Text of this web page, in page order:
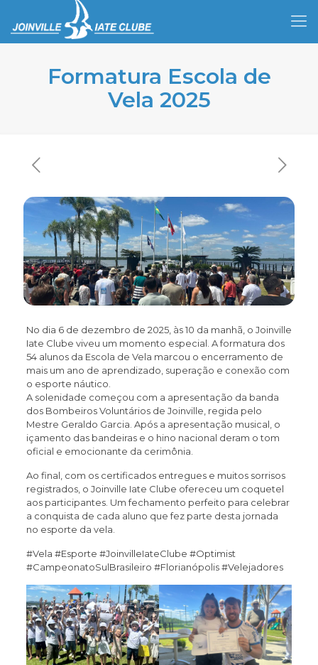
Formatura Escola de
Vela 2025
No dia 6 de dezembro de 2025, às 10 da manhã, o Joinville
Iate Clube viveu um momento especial. A formatura dos
54 alunos da Escola de Vela marcou o encerramento de
mais um ano de aprendizado, superação e conexão com
o esporte náutico.
A solenidade começou com a apresentação da banda
dos Bombeiros Voluntários de Joinville, regida pelo
Mestre Geraldo Garcia. Após a apresentação musical, o
içamento das bandeiras e o hino nacional deram o tom
oficial e emocionante da cerimônia.
Ao final, com os certificados entregues e muitos sorrisos
registrados, o Joinville Iate Clube ofereceu um coquetel
aos participantes. Um fechamento perfeito para celebrar
a conquista de cada aluno que fez parte desta jornada
no esporte da vela.
#Vela #Esporte #JoinvilleIateClube #Optimist
#CampeonatoSulBrasileiro #Florianópolis #Velejadores